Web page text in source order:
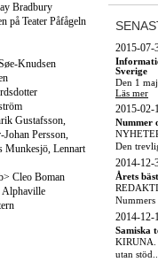
Bradbury
på Teater Påfågeln
Knudsen
Gustafsson,
Persson,
Munkesjö, Lennart
Cleo Boman
2015-07-
Sverige
Den 1
Läs mer
2015-02-
Nummer
Den
2014-12-
Årets
Nummers
2014-12-
Samiska
KIRUNA.
utan stöd...